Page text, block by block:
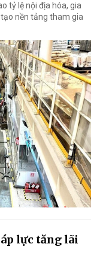
tỷ lệ nội địa hóa, gia
nền tảng tham gia
lực tăng lãi